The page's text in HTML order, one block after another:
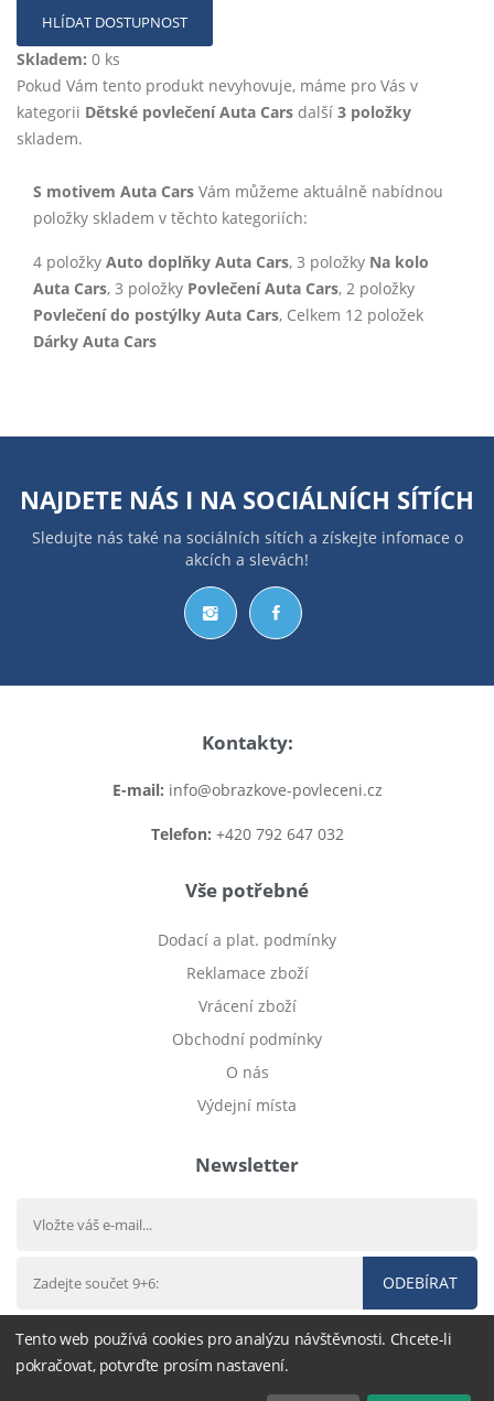
HLÍDAT DOSTUPNOST
Skladem: 0 ks
Pokud Vám tento produkt nevyhovuje, máme pro Vás v
kategorii Dětské povlečení Auta Cars další 3 položky
skladem.
S motivem Auta Cars Vám můžeme aktuálně nabídnou
položky skladem v těchto kategoriích:
4 položky Auto doplňky Auta Cars, 3 položky Na kolo
Auta Cars, 3 položky Povlečení Auta Cars, 2 položky
Povlečení do postýlky Auta Cars, Celkem 12 položek
Dárky Auta Cars
NAJDETE NÁS I NA SOCIÁLNÍCH SÍTÍCH
Sledujte nás také na sociálních sítích a získejte infomace o
akcích a slevách!
Kontakty:
E-mail: info@obrazkove-povleceni.cz
Telefon: +420 792 647 032
Vše potřebné
Dodací a plat. podmínky
Reklamace zboží
Vrácení zboží
Obchodní podmínky
O nás
Výdejní místa
Newsletter
ODEBÍRAT
Tento web používá cookies pro analýzu návštěvnosti. Chcete-li
pokračovat, potvrďte prosím nastavení.